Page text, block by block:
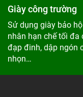
Giày công trường
Sử dụng giày bảo
nhân hạn chế tối đa
đạp đinh, dập ngón
nhọn…